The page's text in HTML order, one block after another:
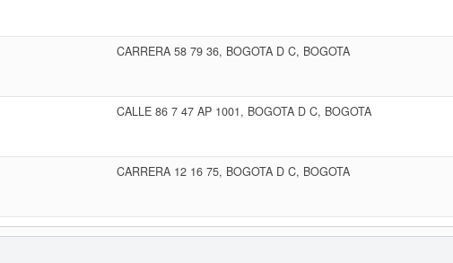
CARRERA 58 79 36, BOGOTA D C, BOGOTA
CALLE 86 7 47 AP 1001, BOGOTA D C, BOGOTA
CARRERA 12 16 75, BOGOTA D C, BOGOTA